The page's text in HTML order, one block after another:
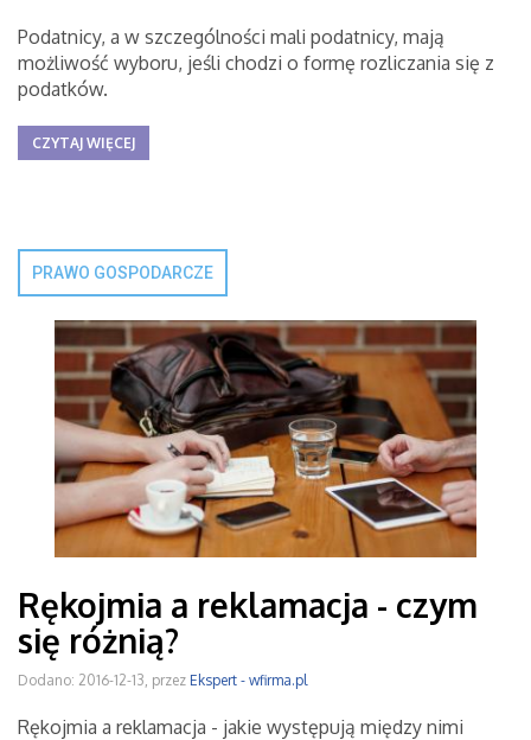
Podatnicy, a w szczególności mali podatnicy, mają
możliwość wyboru, jeśli chodzi o formę rozliczania się z
podatków.
CZYTAJ WIĘCEJ
PRAWO GOSPODARCZE
Rękojmia a reklamacja - czym
się różnią?
Dodano: 2016-12-13, przez Ekspert - wfirma.pl
Rękojmia a reklamacja - jakie występują między nimi